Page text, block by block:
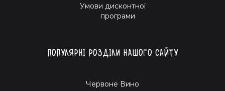
Умови дисконтної
програми
Популярні розділи нашого сайту
Червоне Вино